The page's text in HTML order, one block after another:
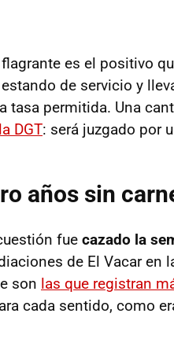
es el positivo
de servicio y
tasa permitida. Una
DGT: será juzgado por
años sin
fue cazado la
de El Vacar en
son las que registran
cada sentido, como